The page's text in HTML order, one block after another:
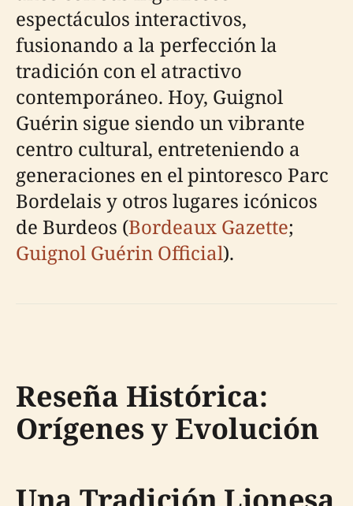
espectáculos interactivos,
fusionando a la perfección la
tradición con el atractivo
contemporáneo. Hoy, Guignol
Guérin sigue siendo un vibrante
centro cultural, entreteniendo a
generaciones en el pintoresco Parc
Bordelais y otros lugares icónicos
de Burdeos (Bordeaux Gazette;
Guignol Guérin Official).
Reseña Histórica:
Orígenes y Evolución